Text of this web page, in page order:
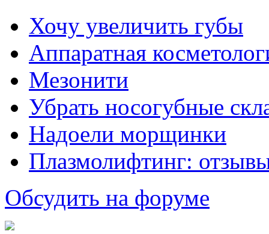
Хочу увеличить губы
Аппаратная
Мезонити
Убрать носогубные
Надоели морщинки
Плазмолифтинг:
Обсудить на форуме